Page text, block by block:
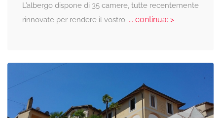
L’albergo dispone di 35 camere, tutte recentemente
rinnovate per rendere il vostro... continua: >